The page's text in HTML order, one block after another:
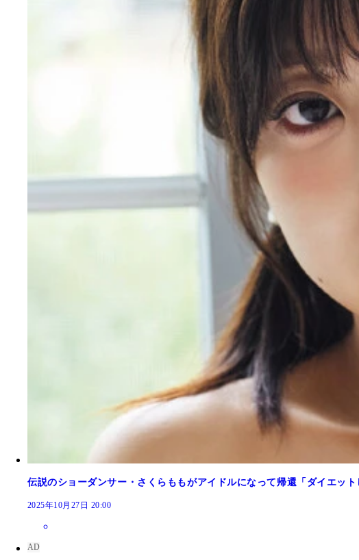
伝説のショーダンサー・さくらももがアイドルになって帰還「ダイエット
2025年10月27日 20:00